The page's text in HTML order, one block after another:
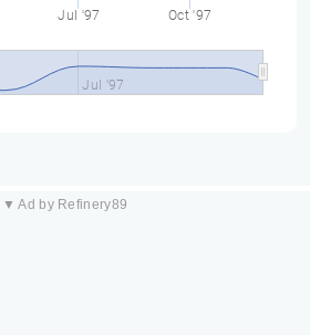
Jul '97 Oct '97
Jul '97
▼ Ad by Refinery89